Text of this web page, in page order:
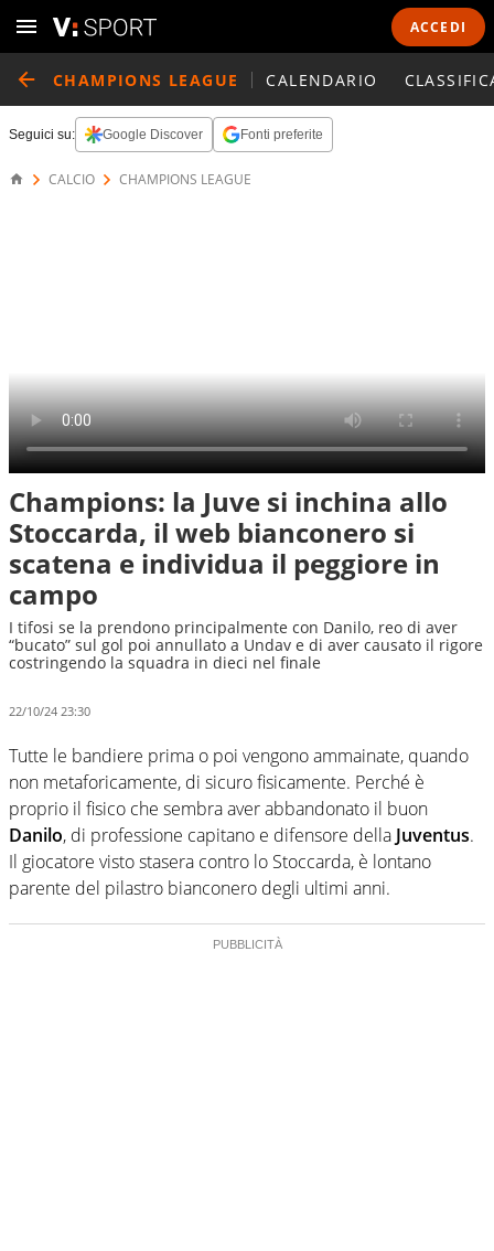
ACCEDI
CHAMPIONS LEAGUE CALENDARIO
Seguici su: Google Discover Fonti preferite
CALCIO CHAMPIONS LEAGUE
Champions: la Juve si inchina allo
Stoccarda, il web bianconero si
scatena e individua il peggiore in
campo
I tifosi se la prendono principalmente con Danilo, reo di aver
“bucato” sul gol poi annullato a Undav e di aver causato il rigore
costringendo la squadra in dieci nel finale
22/10/24 23:30
Tutte le bandiere prima o poi vengono ammainate, quando
non metaforicamente, di sicuro fisicamente. Perché è
proprio il fisico che sembra aver abbandonato il buon
Danilo, di professione capitano e difensore della Juventus.
Il giocatore visto stasera contro lo Stoccarda, è lontano
parente del pilastro bianconero degli ultimi anni.